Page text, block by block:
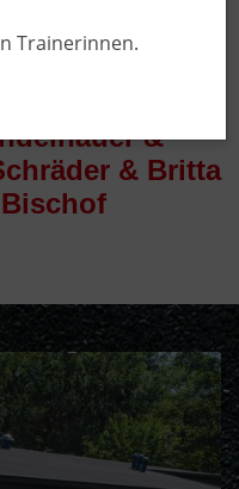
&
& Britta
Trainerinnen.